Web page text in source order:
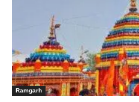
Ramgarh